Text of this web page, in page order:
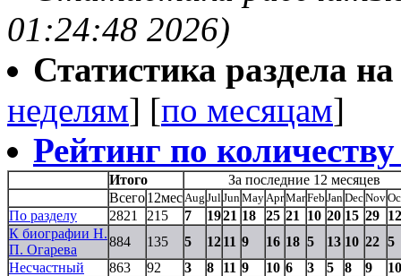
01:24:48 2026)
Статистика раздела
неделям] [по месяцам]
Рейтинг по
Итого
За последние 12 месяцев
Всего12мес Aug Jul Jun May AprMarFeb Jan DecNov
По разделу 2821 215 7 1921 18 25 21 10 20 15 29 12
К биографии Н.
П. Огарева
884 135 5 1211 9 16 18 5 13 10 22 5
Несчастный
863 92 3 8 11 9 10 6 3 5 8 9
10